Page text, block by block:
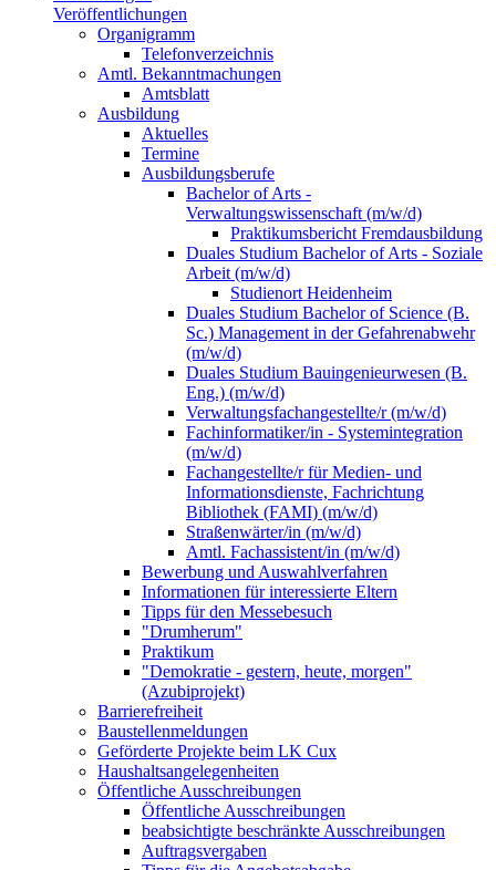
Veröffentlichungen
Organigramm
Telefonverzeichnis
Amtl. Bekanntmachungen
Amtsblatt
Ausbildung
Aktuelles
Termine
Ausbildungsberufe
Bachelor of Arts -
Verwaltungswissenschaft (m/w/d)
Praktikumsbericht Fremdausbildung
Duales Studium Bachelor of Arts - Soziale
Arbeit (m/w/d)
Studienort Heidenheim
Duales Studium Bachelor of Science (B.
Sc.) Management in der Gefahrenabwehr
(m/w/d)
Duales Studium Bauingenieurwesen (B.
Eng.) (m/w/d)
Verwaltungsfachangestellte/r (m/w/d)
Fachinformatiker/in - Systemintegration
(m/w/d)
Fachangestellte/r für Medien- und
Informationsdienste, Fachrichtung
Bibliothek (FAMI) (m/w/d)
Straßenwärter/in (m/w/d)
Amtl. Fachassistent/in (m/w/d)
Bewerbung und Auswahlverfahren
Informationen für interessierte Eltern
Tipps für den Messebesuch
"Drumherum"
Praktikum
"Demokratie - gestern, heute, morgen"
(Azubiprojekt)
Barrierefreiheit
Baustellenmeldungen
Geförderte Projekte beim LK Cux
Haushaltsangelegenheiten
Öffentliche Ausschreibungen
Öffentliche Ausschreibungen
beabsichtigte beschränkte Ausschreibungen
Auftragsvergaben